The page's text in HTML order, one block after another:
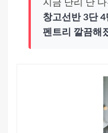
지금 난리 난
창고선반 3단
펜트리 깔끔해